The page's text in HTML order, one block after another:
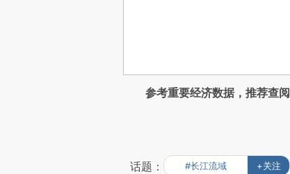
参考重要经济数据，推荐查阅
话题： #长江流域 +关注